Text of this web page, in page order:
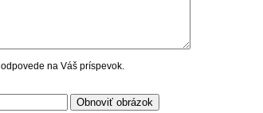
na Váš príspevok.